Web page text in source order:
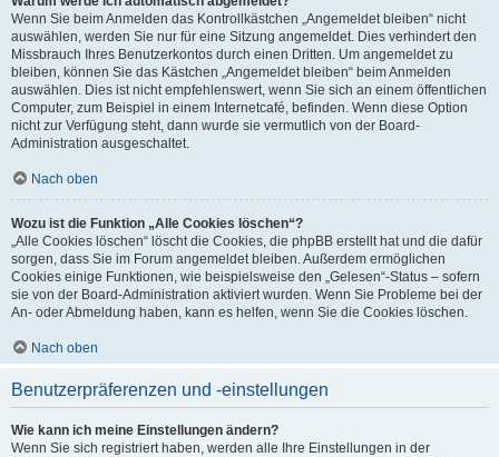
Wenn Sie beim Anmelden das Kontrollkästchen „Angemeldet bleiben“ nicht
auswählen, werden Sie nur für eine Sitzung angemeldet. Dies verhindert den
Missbrauch Ihres Benutzerkontos durch einen Dritten. Um angemeldet zu
bleiben, können Sie das Kästchen „Angemeldet bleiben“ beim Anmelden
auswählen. Dies ist nicht empfehlenswert, wenn Sie sich an einem öffentlichen
Computer, zum Beispiel in einem Internetcafé, befinden. Wenn diese Option
nicht zur Verfügung steht, dann wurde sie vermutlich von der Board-
Administration ausgeschaltet.
Nach oben
Wozu ist die Funktion „Alle Cookies löschen“?
„Alle Cookies löschen“ löscht die Cookies, die phpBB erstellt hat und die dafür
sorgen, dass Sie im Forum angemeldet bleiben. Außerdem ermöglichen
Cookies einige Funktionen, wie beispielsweise den „Gelesen“-Status – sofern
sie von der Board-Administration aktiviert wurden. Wenn Sie Probleme bei der
An- oder Abmeldung haben, kann es helfen, wenn Sie die Cookies löschen.
Nach oben
Benutzerpräferenzen und -einstellungen
Wie kann ich meine Einstellungen ändern?
Wenn Sie sich registriert haben, werden alle Ihre Einstellungen in der